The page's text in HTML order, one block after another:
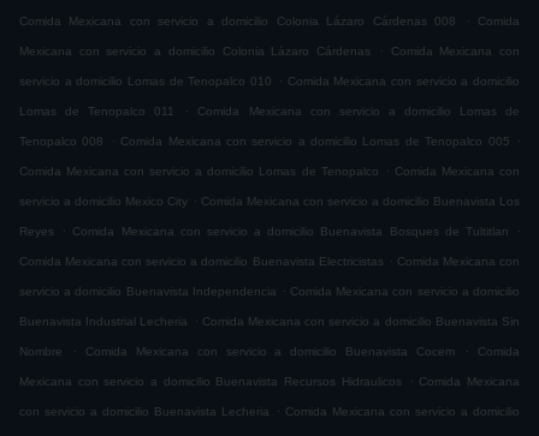
Comida Mexicana con servicio a domicilio Colonia Lázaro Cárdenas 008 . Comida
Mexicana con servicio a domicilio Colonia Lázaro Cárdenas . Comida Mexicana con
servicio a domicilio Lomas de Tenopalco 010 . Comida Mexicana con servicio a domicilio
Lomas de Tenopalco 011 . Comida Mexicana con servicio a domicilio Lomas de
Tenopalco 008 . Comida Mexicana con servicio a domicilio Lomas de Tenopalco 005 .
Comida Mexicana con servicio a domicilio Lomas de Tenopalco . Comida Mexicana con
servicio a domicilio Mexico City . Comida Mexicana con servicio a domicilio Buenavista Los
Reyes . Comida Mexicana con servicio a domicilio Buenavista Bosques de Tultitlan .
Comida Mexicana con servicio a domicilio Buenavista Electricistas . Comida Mexicana con
servicio a domicilio Buenavista Independencia . Comida Mexicana con servicio a domicilio
Buenavista Industrial Lecheria . Comida Mexicana con servicio a domicilio Buenavista Sin
Nombre . Comida Mexicana con servicio a domicilio Buenavista Cocem . Comida
Mexicana con servicio a domicilio Buenavista Recursos Hidraulicos . Comida Mexicana
con servicio a domicilio Buenavista Lecheria . Comida Mexicana con servicio a domicilio